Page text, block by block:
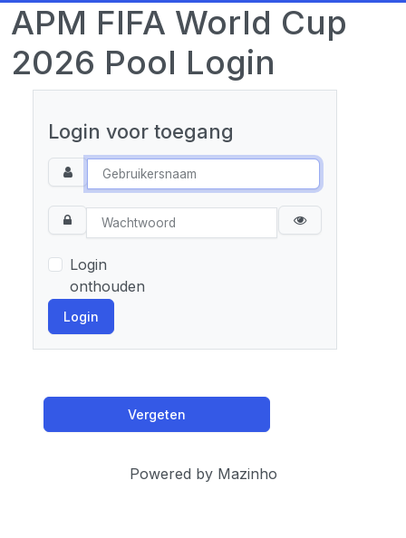
APM FIFA World Cup
2026 Pool Login
Login voor toegang
Login
onthouden
Login
Vergeten
Powered by Mazinho